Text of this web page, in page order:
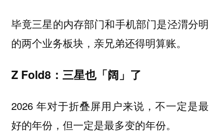
毕竟三星的内存部门和手机部门是泾渭分明
的两个业务板块，亲兄弟还得明算账。
Z Fold8：三星也「阔」了
2026 年对于折叠屏用户来说，不一定是最
好的年份，但一定是最多变的年份。